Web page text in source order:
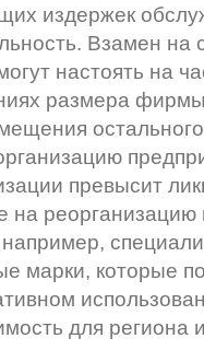
издержек
Взамен на
настоять на
размера
превысит
реорганизацию
марки, которые
для региона